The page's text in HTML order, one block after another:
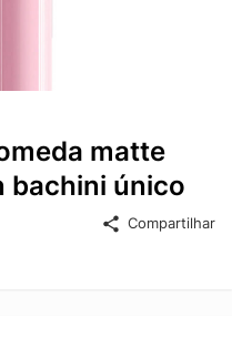
matte
bachini único
Compartilhar